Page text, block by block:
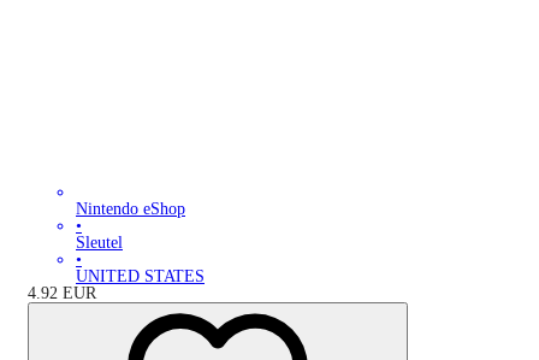
Nintendo eShop
•
Sleutel
•
UNITED STATES
4.92 EUR